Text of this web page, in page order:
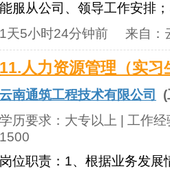
能服从公司、领导工作安排
1天5小时24分钟前 来自：
11.人力资源管理（实习
云南通筑工程技术有限公司
学历要求： 大专以上 | 工作
1500
岗位职责：1、根据业务发